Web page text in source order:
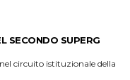
SECONDO SUPERG
circuito istituzionale della